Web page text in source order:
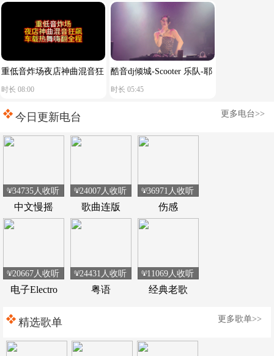
重低音炸场夜店神曲混音狂
飙车载热舞嗨翻全程
时长 08:00
酷音dj倾城-Scooter 乐队-耶
皮耶皮耶(DjHzai
鼓)
时长 05:45
今日更新电台 更多电台>>
中文慢摇
34735人收听
歌曲连版
24007人收听
伤感
36971人收听
电子Electro
20667人收听
粤语
24431人收听
经典老歌
11069人收听
精选歌单 更多歌单>>